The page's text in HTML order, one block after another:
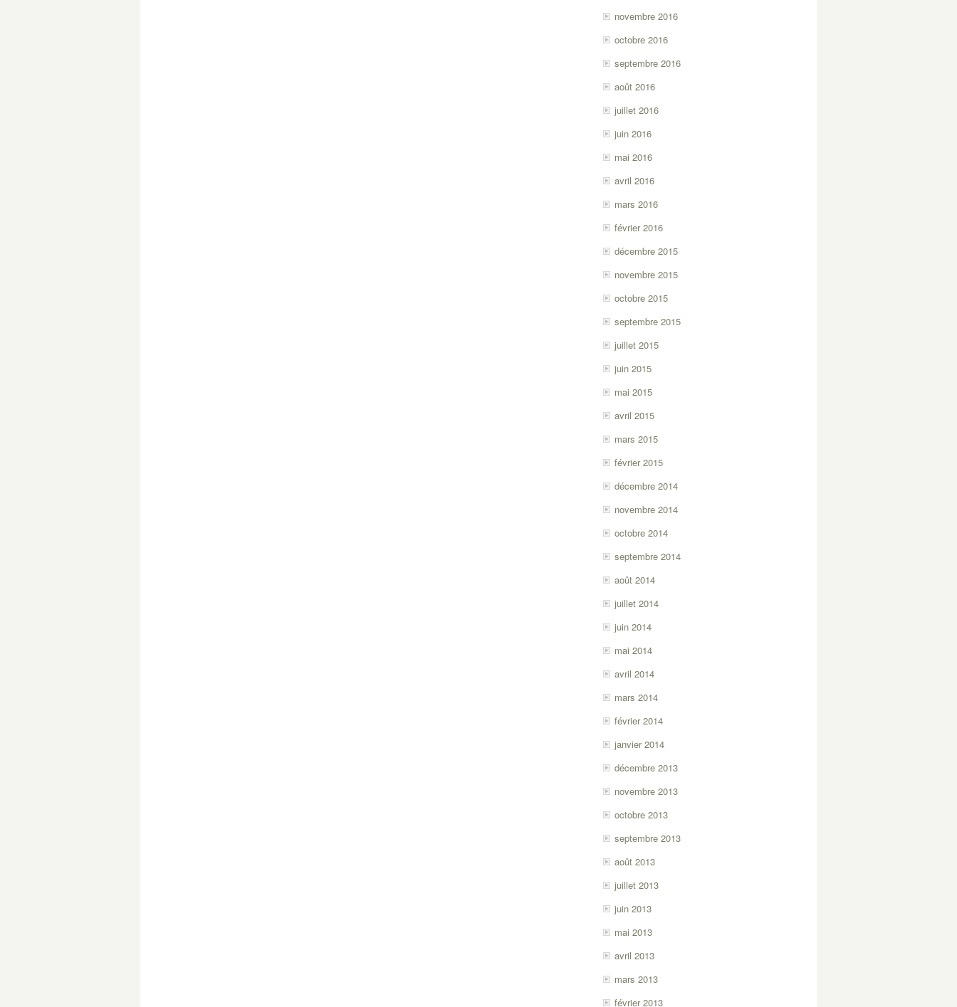
novembre 2016
octobre 2016
septembre 2016
août 2016
juillet 2016
juin 2016
mai 2016
avril 2016
mars 2016
février 2016
décembre 2015
novembre 2015
octobre 2015
septembre 2015
juillet 2015
juin 2015
mai 2015
avril 2015
mars 2015
février 2015
décembre 2014
novembre 2014
octobre 2014
septembre 2014
août 2014
juillet 2014
juin 2014
mai 2014
avril 2014
mars 2014
février 2014
janvier 2014
décembre 2013
novembre 2013
octobre 2013
septembre 2013
août 2013
juillet 2013
juin 2013
mai 2013
avril 2013
mars 2013
février 2013